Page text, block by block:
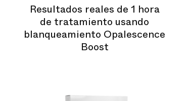
Resultados reales de 1 hora
de tratamiento usando
blanqueamiento Opalescence
Boost